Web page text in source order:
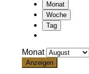
Monat
Woche
Tag
Monat